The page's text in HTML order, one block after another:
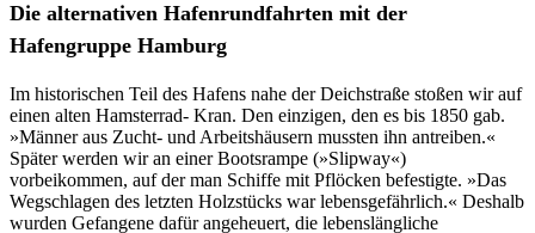
Die alternativen Hafenrundfahrten mit der
Hafengruppe Hamburg
Im historischen Teil des Hafens nahe der Deichstraße stoßen wir auf
einen alten Hamsterrad- Kran. Den einzigen, den es bis 1850 gab.
»Männer aus Zucht- und Arbeitshäusern mussten ihn antreiben.«
Später werden wir an einer Bootsrampe (»Slipway«)
vorbeikommen, auf der man Schiffe mit Pflöcken befestigte. »Das
Wegschlagen des letzten Holzstücks war lebensgefährlich.« Deshalb
wurden Gefangene dafür angeheuert, die lebenslängliche